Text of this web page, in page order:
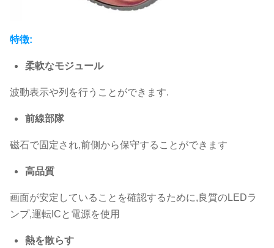
特徴:
柔軟なモジュール
波動表示や列を行うことができます.
前線部隊
磁石で固定され,前側から保守することができます
高品質
画面が安定していることを確認するために,良質のLEDラ
ンプ,運転ICと電源を使用
熱を散らす